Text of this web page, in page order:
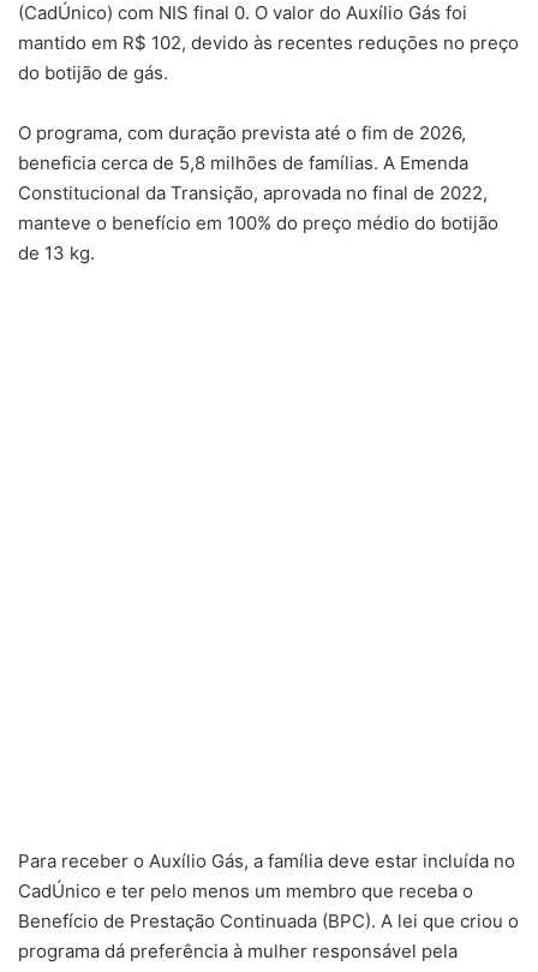
(CadÚnico) com NIS final 0. O valor do Auxílio Gás foi
mantido em R$ 102, devido às recentes reduções no preço
do botijão de gás.
O programa, com duração prevista até o fim de 2026,
beneficia cerca de 5,8 milhões de famílias. A Emenda
Constitucional da Transição, aprovada no final de 2022,
manteve o benefício em 100% do preço médio do botijão
de 13 kg.
Para receber o Auxílio Gás, a família deve estar incluída no
CadÚnico e ter pelo menos um membro que receba o
Benefício de Prestação Continuada (BPC). A lei que criou o
programa dá preferência à mulher responsável pela